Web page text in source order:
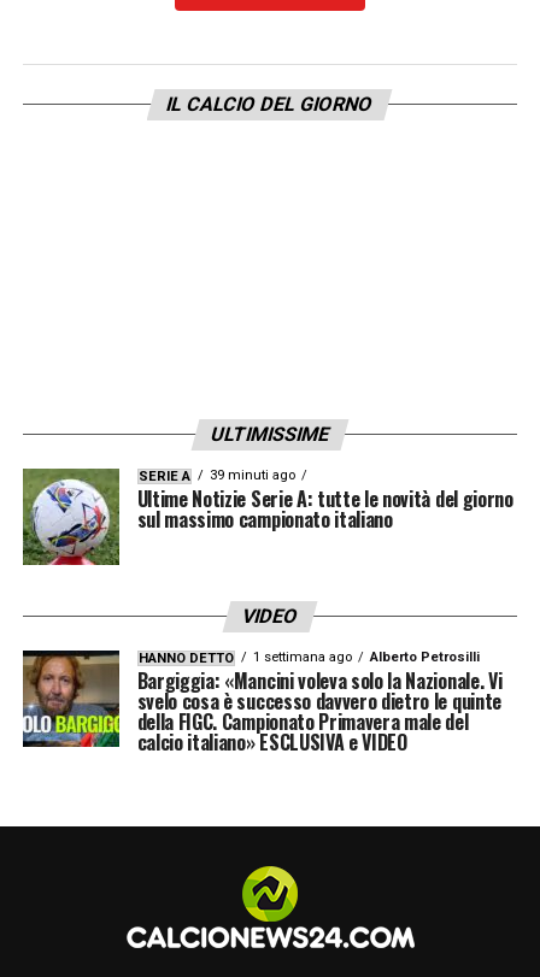
IL CALCIO DEL GIORNO
ULTIMISSIME
SERIE A 39 minuti ago
Ultime Notizie Serie A: tutte le novità del giorno
sul massimo campionato italiano
VIDEO
HANNO DETTO 1 settimana ago Alberto Petrosilli
Bargiggia: «Mancini voleva solo la Nazionale. Vi
svelo cosa è successo davvero dietro le quinte
della FIGC. Campionato Primavera male del
calcio italiano» ESCLUSIVA e VIDEO